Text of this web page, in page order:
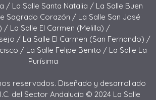
/ La Salle Santa Natalia / La Salle Buen
Sagrado Corazón / La Salle San José
/ La Salle El Carmen (Melilla) /
/ La Salle El Carmen (San Fernando) /
/ La Salle Felipe Benito / La Salle La
Purísima
reservados. Diseñado y desarrollado
del Sector Andalucía © 2024 La Salle